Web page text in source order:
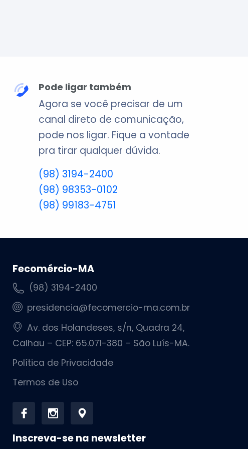
Pode ligar também
Agora se você precisar de um
canal direto de comunicação,
pode nos ligar. Fique a vontade
pra tirar qualquer dúvida.
(98) 3194-2400
(98) 98353-0102
(98) 99183-4751
Fecomércio-MA
(98) 3194-2400
presidencia@fecomercio-ma.com.br
Av. dos Holandeses, s/n, Quadra 24,
Calhau – CEP: 65.071-380 – São Luís-MA.
Política de Privacidade
Termos de Uso
Inscreva-se na newsletter